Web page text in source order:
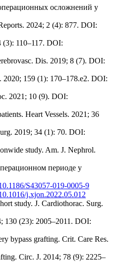
осложнений у
2024; 2 (4): 877. DOI:
(3): 110–117. DOI:
Dis. 2019; 8 (7). DOI:
2020; 159 (1): 170–178.e2. DOI:
2021; 10 (9). DOI:
Heart Vessels. 2021; 36
2019; 34 (1): 70. DOI:
study. Am. J. Nephrol.
периоде у
S43057-019-0005-9
j.xjon.2022.05.012
study. J. Cardiothorac. Surg.
130 (23): 2005–2011. DOI:
bypass grafting. Crit. Care Res.
Circ. J. 2014; 78 (9): 2225–